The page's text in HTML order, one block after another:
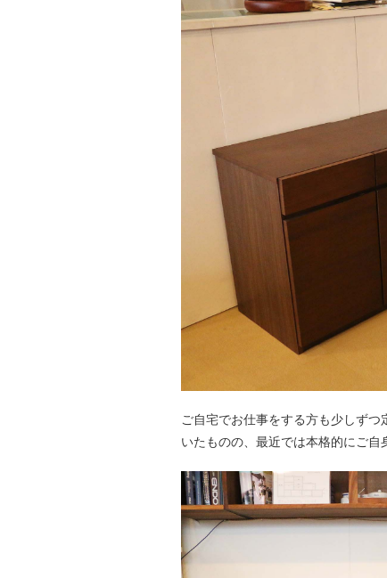
ご自宅でお仕事をする方も少しず
いたものの、最近では本格的にご自